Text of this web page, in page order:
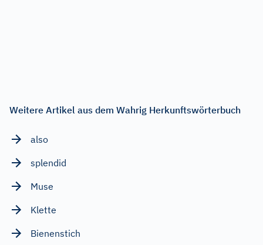
Weitere Artikel aus dem Wahrig Herkunftswörterbuch
also
splendid
Muse
Klette
Bienenstich